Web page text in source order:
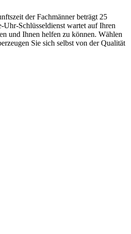
der Fachmänner beträgt 25
Schlüsseldienst wartet auf Ihren
und Ihnen helfen zu können. Wählen
Sie sich selbst von der Qualität